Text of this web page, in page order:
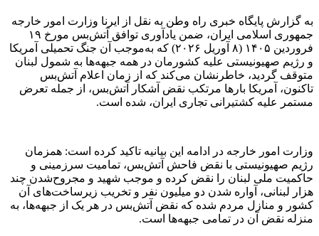
به گزارش پایگاه خبری راه وطن به نقل از ایرنا وزارت امور خارجه
جمهوری اسلامی ایران، ضمن یادآوری توافق آتش‌بس مورخ ۱۹
فروردین ۱۴۰۵ (۸ آوریل ۲۰۲۶) که به‌موجب آن جنگ تحمیلی آمریکا
و رژیم صهیونیستی علیه کشورمان در همه جبهه‌ها به شمول لبنان
متوقف گردید، خاطرنشان می‌کند که از زمان اعلام آتش‌بس
تاکنون، آمریکا بارها مرتکب نقض آشکار آتش‌بس، از جمله تعرض
مستمر علیه کشتیرانی تجاری ایران، شده است.
وزارت امور خارجه در ادامه این بیانیه تاکید کرده است: همزمان
رژیم صهیونیستی با نقض فاحش آتش‌بس، تمامیت سرزمینی و
حاکمیت ملی لبنان را نقض کرده و موجب شهید و مجروح‌شدن چند
هزار لبنانی، آواره شدن دو میلیون نفر و تخریب زیرساخت‌های آن
کشور و منازل مردم شده که نقض آتش‌بس در هر یک از جبهه‌ها، به
منزله نقض آن در تمامی جبهه‌ها است.